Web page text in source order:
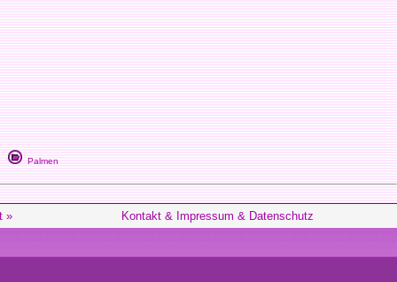
Palmen
» Kontakt & Impressum & Datenschutz